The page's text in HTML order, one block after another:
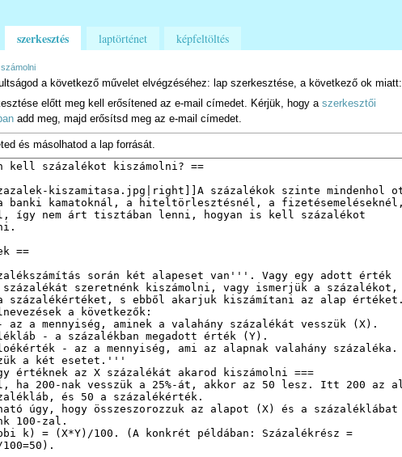
szerkesztés laptörténet képfeltöltés
a következő művelet elvégzéséhez: lap szerkesztése, a következő ok miatt:
előtt meg kell erősítened az e-mail címedet. Kérjük, hogy a szerkesztői
add meg, majd erősítsd meg az e-mail címedet.
és másolhatod a lap forrását.